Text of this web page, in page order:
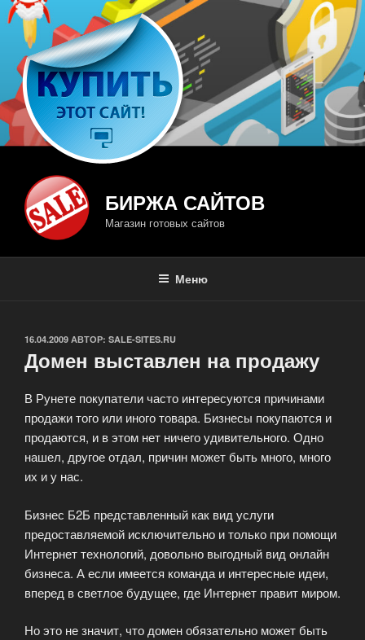
Перейти
содержимому
БИРЖА САЙТОВ
Магазин готовых сайтов
Меню
ОПУБЛИКОВАНО
16.04.2009 АВТОР: SALE-SITES.RU
Домен выставлен на продажу
В Рунете покупатели часто интересуются причинами
продажи того или иного товара. Бизнесы покупаются и
продаются, и в этом нет ничего удивительного. Одно
нашел, другое отдал, причин может быть много, много
их и у нас.
Бизнес Б2Б представленный как вид услуги
предоставляемой исключительно и только при помощи
Интернет технологий, довольно выгодный вид онлайн
бизнеса. А если имеется команда и интересные идеи,
вперед в светлое будущее, где Интернет правит миром.
Но это не значит, что домен обязательно может быть